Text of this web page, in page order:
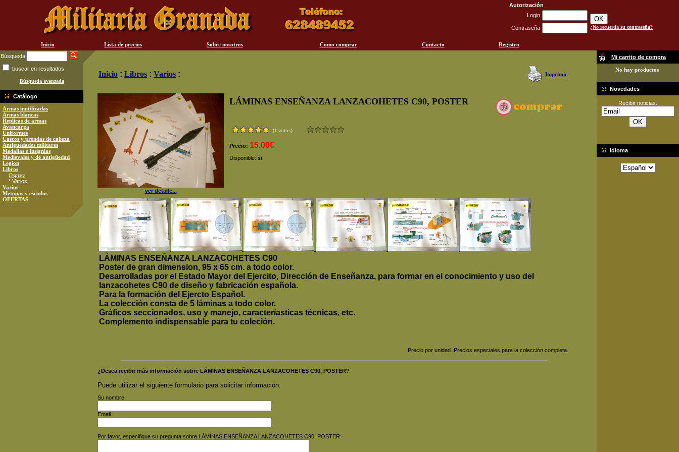
Autorización
Login
Contraseña ¿No recuerda su contraseña?
Inicio Lista de precios Sobre nosotros Como comprar Contacto
Registro
Búsqueda
buscar en resultados
Búsqueda avanzada
Catálogo
Armas inutilizadas
Armas blancas
Replicas de armas
Avancarga
Uniformes
Cascos y prendas de cabeza
Antiguedades militares
Medallas e insignias
Medievales y de antigüedad
Legion
Libros
Osprey
* Varios
Varios
Metopas y escudos
OFERTAS
Inicio : Libros : Varios : Imprimir
ver detalle...
LÁMINAS ENSEÑANZA LANZACOHETES C90, POSTER
(1 votos)
Precio: 15.00€
Disponible: si
LÁMINAS ENSEÑANZA LANZACOHETES C90
Poster de gran dimension, 95 x 65 cm. a todo color.
Desarrolladas por el Estado Mayor del Ejercito, Dirección de Enseñanza, para formar en el conocimiento y uso del
lanzacohetes C90 de diseño y fabricación española.
Para la formación del Ejercto Español.
La colección consta de 5 láminas a todo color.
Gráficos seccionados, uso y manejo, caracteríasticas técnicas, etc.
Complemento indispensable para tu coleción.
Precio por unidad. Precios especiales para la colección completa.
¿Desea recibir más información sobre LÁMINAS ENSEÑANZA LANZACOHETES C90, POSTER?
Puede utilizar el siguiente formulario para solicitar información.
Su nombre:
Email
Por favor, especifique su pregunta sobre LÁMINAS ENSEÑANZA LANZACOHETES C90, POSTER:
Mi carrito de compra
No hay productos
Novedades
Recibir noticias:
Idioma